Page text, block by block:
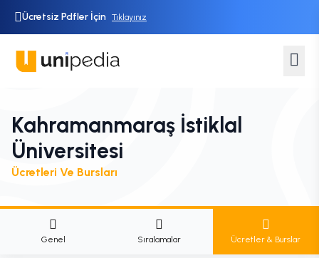
Ücretsiz Pdfler İçin Tıklayınız
Kahramanmaraş İstiklal
Üniversitesi
Ücretleri Ve Bursları
Genel Sıralamalar Ücretler & Burslar